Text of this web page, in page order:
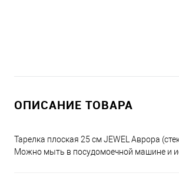
ОПИСАНИЕ ТОВАРА
Тарелка плоская 25 см JEWEL Аврора
Можно мыть в посудомоечной машине и